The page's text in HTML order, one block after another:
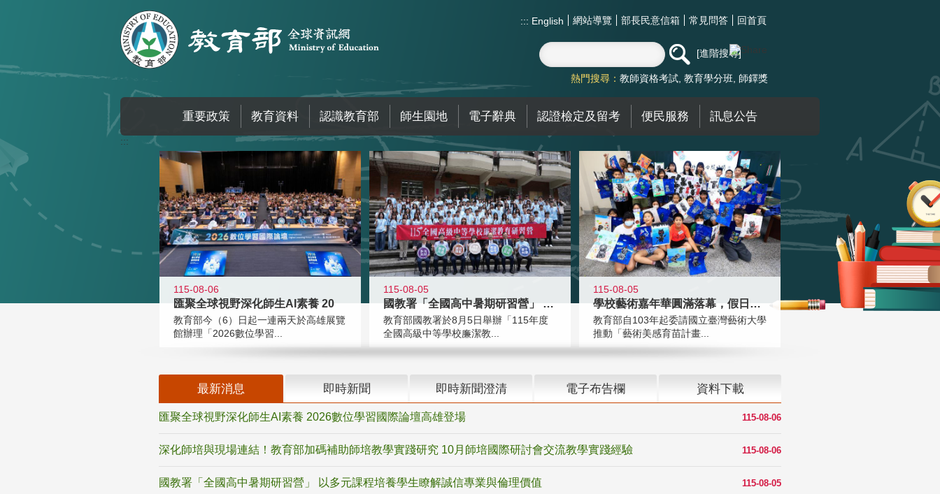
::: English 網站導覽 部長民意信箱 常見問答 回首頁
進階搜尋
熱門搜尋： 教師資格考試 教育學分班 師鐸獎
重要政策 教育資料 認識教育部 師生園地 電子辭典 認證檢定及留考 便民服務 訊息公告
:::
115-08-06
匯聚全球視野深化師生AI素養 20
教育部今（6）日起一連兩天於高雄展覽
館辦理「2026數位學習...
115-08-05
國教署「全國高中暑期研習營」 以多
教育部國教署於8月5日舉辦「115年度
全國高級中等學校廉潔教...
115-08-05
學校藝術嘉年華圓滿落幕，假日學校接
教育部自103年起委請國立臺灣藝術大學
推動「藝術美感育苗計畫...
最新消息 即時新聞 即時新聞澄清 電子布告欄 資料下載
115-08-06
匯聚全球視野深化師生AI素養 2026數位學習國際論壇高雄登場
115-08-06
深化師培與現場連結！教育部加碼補助師培教學實踐研究 10月師培國際研討會交流教學實踐經驗
115-08-05
國教署「全國高中暑期研習營」 以多元課程培養學生瞭解誠信專業與倫理價值